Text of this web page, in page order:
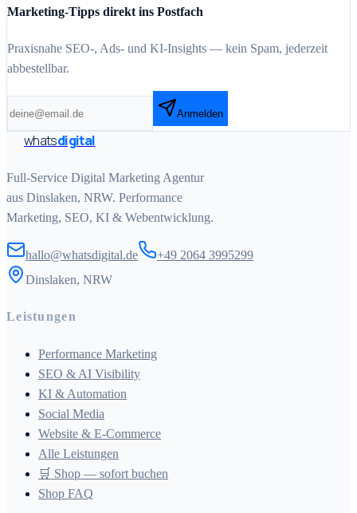
Marketing-Tipps direkt ins Postfach
Praxisnahe SEO-, Ads- und KI-Insights — kein Spam, jederzeit
abbestellbar.
Anmelden
whatsdigital
Full-Service Digital Marketing Agentur
aus Dinslaken, NRW. Performance
Marketing, SEO, KI & Webentwicklung.
hallo@whatsdigital.de
+49 2064 3995299
Dinslaken, NRW
Leistungen
Performance Marketing
SEO & AI Visibility
KI & Automation
Social Media
Website & E-Commerce
Alle Leistungen
🛒 Shop — sofort buchen
Shop FAQ